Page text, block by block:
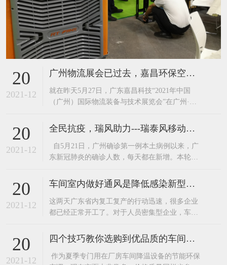
20
2021-12
广州物流展会已过去，嘉昌环保空调工业风扇又迎来到了重庆展
​就在昨天5月27日，广东嘉昌科技“2021年中国
（广州）国际物流装备与技术展览会”在广州·中
大核心产品“环保空调”和“工业大风扇”更是吸引
了不少来人在展区了解产品。广东嘉昌在展会的
技术人员可是接待了一波又一波咨询的客人。这
么多年，广东嘉昌已经为韵达、跨境物
20
2021-12
全民抗疫，瑞风助力---瑞泰风移动环保空调厂家关爱在行动
自5月21日，广州确诊第一例本土病例以来，广
东新冠肺炎的确诊人数，每天都在新增。本轮疫
传播速度快，传播能力强。 作为与广州毗邻的东
莞，为确保广大民众的安全，于6月7日启动全员
核酸检测。正值盛夏，酷暑难耐，白天的最高温
度都在30度以上
20
2021-12
车间室内做好通风是降低感染新型病毒的有效措施。
​这两天广东省内复工复产的行动迅速，很多企业
都已经正常开工了。对于人员密集型企业，车间
一。加强工作场所通风换气，保持室内空气流
通。装了环保空调和工业大风扇的企业可以开
启。这里要注意了环保空调不要开启制冷，只送
20
2021-12
四个技巧教你选购到优品质的车间降温设备—节能环保空调
​ 作为夏季专门用在厂房车间降温设备的节能环保